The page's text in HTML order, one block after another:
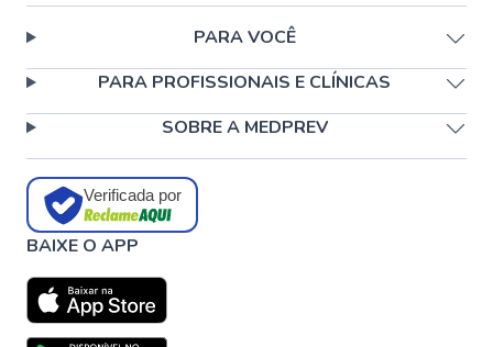
PARA VOCÊ
PARA PROFISSIONAIS E CLÍNICAS
SOBRE A MEDPREV
Verificada por
BAIXE O APP